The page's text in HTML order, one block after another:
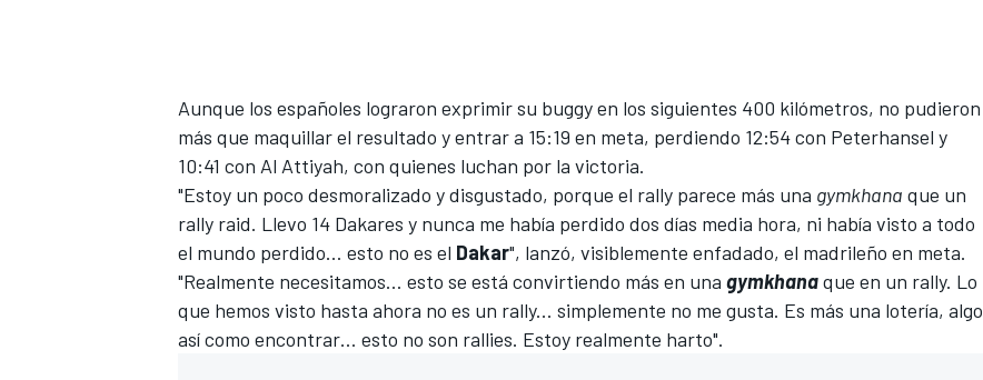
Aunque los españoles lograron exprimir su buggy en los siguientes 400 kilómetros, no pudieron
más que maquillar el resultado y entrar a 15:19 en meta, perdiendo 12:54 con Peterhansel y
10:41 con Al Attiyah, con quienes luchan por la victoria.
"Estoy un poco desmoralizado y disgustado, porque el rally parece más una gymkhana que un
rally raid. Llevo 14 Dakares y nunca me había perdido dos días media hora, ni había visto a todo
el mundo perdido… esto no es el Dakar", lanzó, visiblemente enfadado, el madrileño en meta.
"Realmente necesitamos… esto se está convirtiendo más en una gymkhanaque en un rally. Lo
que hemos visto hasta ahora no es un rally... simplemente no me gusta. Es más una lotería, algo
así como encontrar… esto no son rallies. Estoy realmente harto".